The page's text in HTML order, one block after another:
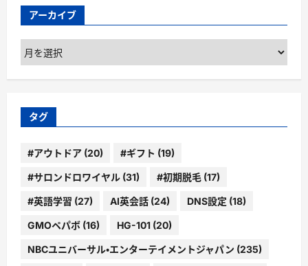
アーカイブ
ア
ー
カ
ブ
タグ
#アウトドア (20) #ギフト (19)
#サロンドロワイヤル (31) #初期脱毛 (17)
#英語学習 (27) AI英会話 (24) DNS設定 (18)
GMOペパボ (16) HG-101 (20)
NBCユニバーサル・エンターテイメントジャパン (235)